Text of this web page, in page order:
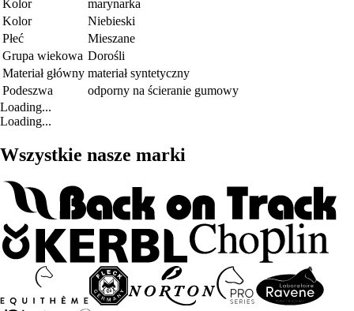
Kolor
marynarka
Kolor
Niebieski
Płeć
Mieszane
Grupa wiekowa Dorośli
Materiał główny materiał syntetyczny
Podeszwa
odporny na ścieranie gumowy
Loading...
Loading...
Wszystkie nasze marki